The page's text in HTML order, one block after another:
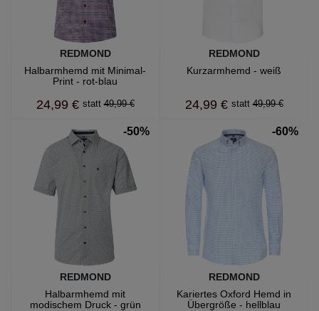
REDMOND
Halbarmhemd mit Minimal-
Print - rot-blau
24,99 € 49,99 €
REDMOND
Kurzarmhemd - weiß
24,99 € 49,99 €
-50%
REDMOND
Halbarmhemd mit
modischem Druck - grün
-60%
REDMOND
Kariertes Oxford Hemd in
Übergröße - hellblau